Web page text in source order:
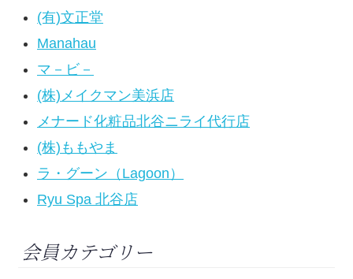
(有)文正堂
Manahau
マ－ビ－
(株)メイクマン美浜店
メナード化粧品北谷ニライ代行店
(株)ももやま
ラ・グーン（Lagoon）
Ryu Spa 北谷店
会員カテゴリー